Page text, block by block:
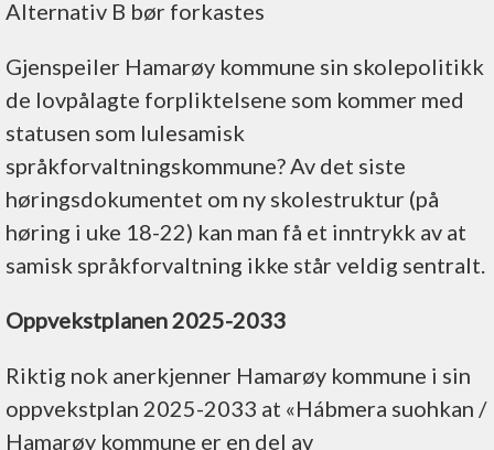
Alternativ B bør forkastes
Gjenspeiler Hamarøy kommune sin skolepolitikk
de lovpålagte forpliktelsene som kommer med
statusen som lulesamisk
språkforvaltningskommune? Av det siste
høringsdokumentet om ny skolestruktur (på
høring i uke 18-22) kan man få et inntrykk av at
samisk språkforvaltning ikke står veldig sentralt.
Oppvekstplanen 2025-2033
Riktig nok anerkjenner Hamarøy kommune i sin
oppvekstplan 2025-2033 at «Hábmera suohkan /
Hamarøy kommune er en del av